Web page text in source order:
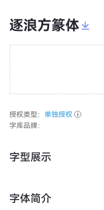
逐浪方篆体
授权类型： 单独授权
字库品牌：
字型展示
字体简介